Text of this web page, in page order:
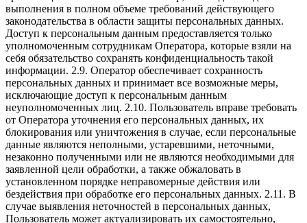
выполнения в полном объеме требований действующего
законодательства в области защиты персональных данных.
Доступ к персональным данным предоставляется только
уполномоченным сотрудникам Оператора, которые взяли на
себя обязательство сохранять конфиденциальность такой
информации. 2.9. Оператор обеспечивает сохранность
персональных данных и принимает все возможные меры,
исключающие доступ к персональным данным
неуполномоченных лиц. 2.10. Пользователь вправе требовать
от Оператора уточнения его персональных данных, их
блокирования или уничтожения в случае, если персональные
данные являются неполными, устаревшими, неточными,
незаконно полученными или не являются необходимыми для
заявленной цели обработки, а также обжаловать в
установленном порядке неправомерные действия или
бездействия при обработке его персональных данных. 2.11. В
случае выявления неточностей в персональных данных,
Пользователь может актуализировать их самостоятельно,